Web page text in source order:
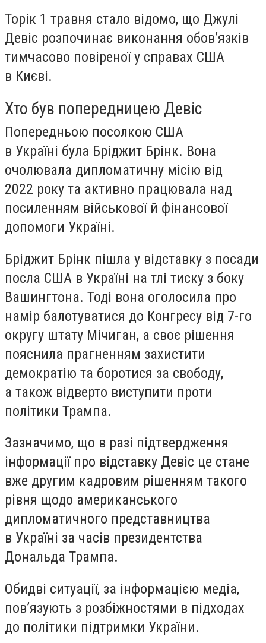
Торік 1 травня стало відомо, що Джулі
Девіс розпочинає виконання обов’язків
тимчасово повіреної у справах США
в Києві.
Хто був попередницею Девіс
Попередньою посолкою США
в Україні була Бріджит Брінк. Вона
очолювала дипломатичну місію від
2022 року та активно працювала над
посиленням військової й фінансової
допомоги Україні.
Бріджит Брінк пішла у відставку з посади
посла США в Україні на тлі тиску з боку
Вашингтона. Тоді вона оголосила про
намір балотуватися до Конгресу від 7-го
округу штату Мічиган, а своє рішення
пояснила прагненням захистити
демократію та боротися за свободу,
а також відверто виступити проти
політики Трампа.
Зазначимо, що в разі підтвердження
інформації про відставку Девіс це стане
вже другим кадровим рішенням такого
рівня щодо американського
дипломатичного представництва
в Україні за часів президентства
Дональда Трампа.
Обидві ситуації, за інформацією медіа,
пов’язують з розбіжностями в підходах
до політики підтримки України.